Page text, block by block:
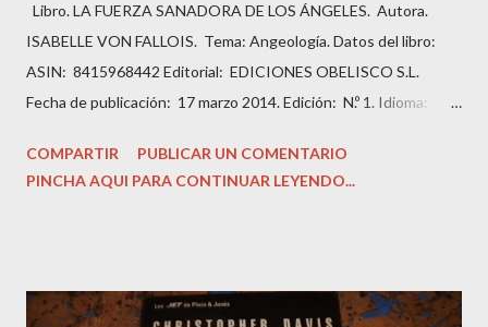
Libro. LA FUERZA SANADORA DE LOS ÁNGELES. Autora.
ISABELLE VON FALLOIS. Tema: Angeología. Datos del libro:
ASIN: ‎ 8415968442 Editorial: ‎ EDICIONES OBELISCO S.L.
Fecha de publicación: ‎ 17 marzo 2014. Edición: ‎ N.º 1. Idioma: ‎
978-8415968443 Peso del producto: ‎ 499 g Dimensiones: ‎
14.99 x 2.54 x 22.86 cm Estado del libro: Muy bueno, como
romper con una pauta antigua y programar otra más positiva se
COMPARTIR
PUBLICAR UN COMENTARIO
PINCHA AQUI PARA CONTINUAR LEYENDO...